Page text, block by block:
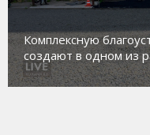
Комплексную
создают в одном из